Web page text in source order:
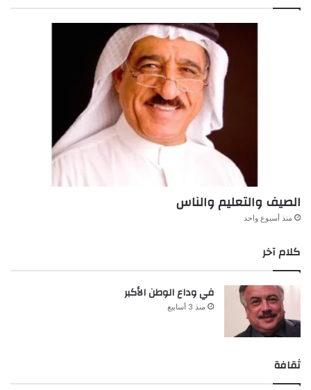
الصيف والتعليم والناس
منذ أسبوع واحد
كلام آخر
في وداع الوطن الأكبر
منذ 3 أسابيع
ثقافة